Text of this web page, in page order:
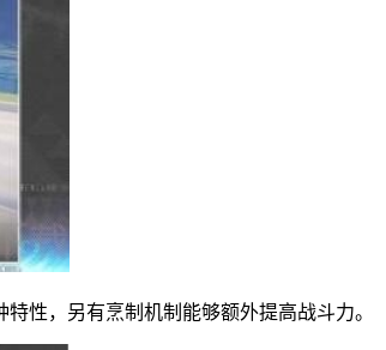
性，另有烹制机制能够额外提高战斗力。